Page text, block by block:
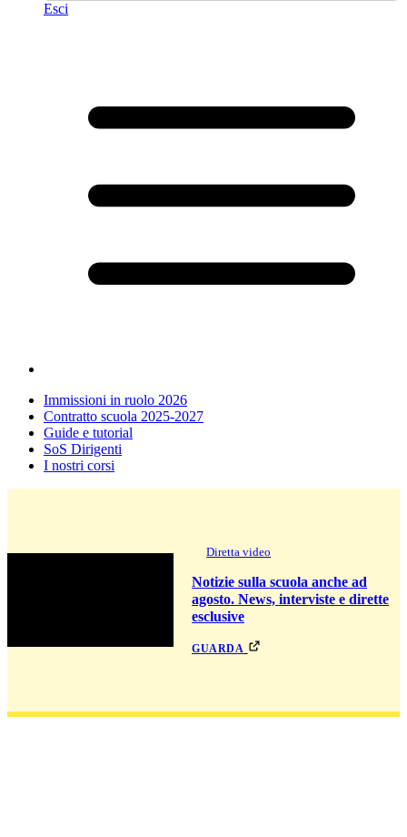
Esci
Immissioni in ruolo 2026
Contratto scuola 2025-2027
Guide e tutorial
SoS Dirigenti
I nostri corsi
Diretta video
Notizie sulla scuola anche ad
agosto. News, interviste e dirette
esclusive
guarda